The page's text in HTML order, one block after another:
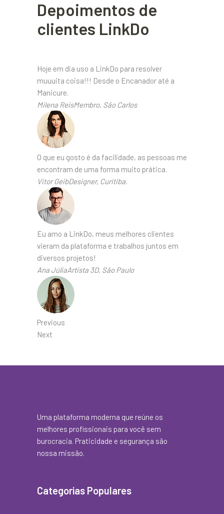
Depoimentos de
clientes LinkDo
Hoje em dia uso a LinkDo para resolver
muuuita coisa!!! Desde o Encanador até a
Manicure.
Milena ReisMembro, São Carlos
O que eu gosto é da facilidade, as pessoas me
encontram de uma forma muito prática.
Vitor GeibDesigner, Curitiba.
Eu amo a LinkDo, meus melhores clientes
vieram da plataforma e trabalhos juntos em
diversos projetos!
Ana JúliaArtista 3D, São Paulo
Previous
Next
Uma plataforma moderna que reúne os
melhores profissionais para você sem
burocracia. Praticidade e segurança são
nossa missão.
Categorias Populares